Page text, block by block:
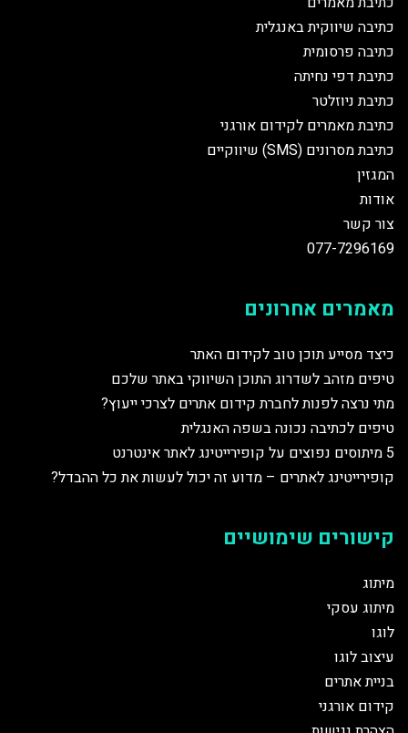
כתיבה שיווקית באנגלית
כתיבה פרסומית
כתיבת דפי נחיתה
כתיבת ניוזלטר
כתיבת מאמרים לקידום אורגני
כתיבת מסרונים (SMS) שיווקיים
המגזין
אודות
צור קשר
077-7296169
מאמרים אחרונים
כיצד מסייע תוכן טוב לקידום האתר
טיפים מזהב לשדרוג התוכן השיווקי באתר שלכם
מתי נרצה לפנות לחברת קידום אתרים לצרכי ייעוץ?
טיפים לכתיבה נכונה בשפה האנגלית
5 מיתוסים נפוצים על קופירייטינג לאתר אינטרנט
קופירייטינג לאתרים – מדוע זה יכול לעשות את כל ההבדל?
קישורים שימושיים
מיתוג
מיתוג עסקי
לוגו
עיצוב לוגו
בניית אתרים
קידום אורגני